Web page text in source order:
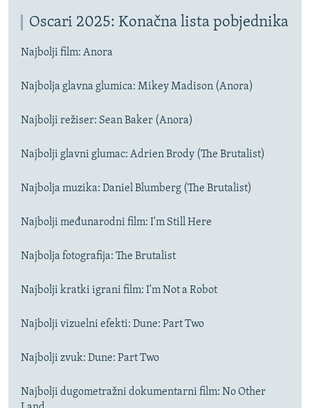
Oscari 2025: Konačna lista pobjednika
Najbolji film: Anora
Najbolja glavna glumica: Mikey Madison (Anora)
Najbolji režiser: Sean Baker (Anora)
Najbolji glavni glumac: Adrien Brody (The Brutalist)
Najbolja muzika: Daniel Blumberg (The Brutalist)
Najbolji međunarodni film: I'm Still Here
Najbolja fotografija: The Brutalist
Najbolji kratki igrani film: I'm Not a Robot
Najbolji vizuelni efekti: Dune: Part Two
Najbolji zvuk: Dune: Part Two
Najbolji dugometražni dokumentarni film: No Other